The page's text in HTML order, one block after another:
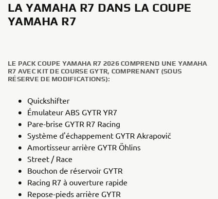
LA YAMAHA R7 DANS LA COUPE
YAMAHA R7
LE PACK COUPE YAMAHA R7 2026 COMPREND UNE YAMAHA
R7 AVEC KIT DE COURSE GYTR, COMPRENANT (SOUS
RÉSERVE DE MODIFICATIONS):
Quickshifter
Émulateur ABS GYTR YR7
Pare-brise GYTR R7 Racing
Système d'échappement GYTR Akrapovič
Amortisseur arrière GYTR Öhlins
Street / Race
Bouchon de réservoir GYTR
Racing R7 à ouverture rapide
Repose-pieds arrière GYTR